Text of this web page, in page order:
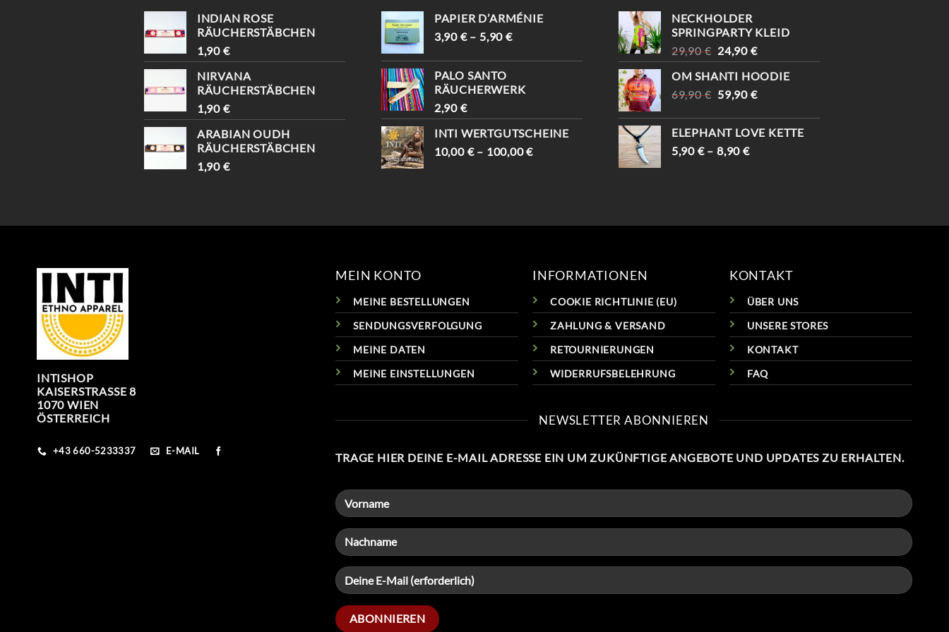
INDIAN ROSE
RÄUCHERSTÄBCHEN
1,90 €
NIRVANA
RÄUCHERSTÄBCHEN
1,90 €
ARABIAN OUDH
RÄUCHERSTÄBCHEN
1,90 €
PAPIER D’ARMÉNIE
3,90 €– 5,90€
PALO SANTO
RÄUCHERWERK
2,90 €
INTI WERTGUTSCHEINE
10,00 €– 100,00€
NECKHOLDER
SPRINGPARTY KLEID
29,90€ URSPRÜNGLICHER
PREIS
WAR:
29,90 €
24,90 €AKTUELLER
PREIS
IST:
24,90 €.
OM SHANTI HOODIE
69,90€ URSPRÜNGLICHER
69,90 €
59,90 €AKTUELLER
59,90 €.
ELEPHANT LOVE KETTE
5,90 €–8,90€
INTISHOP
KAISERSTRASSE 8
1070 WIEN
ÖSTERREICH
+43 660-5233337 E-MAIL
MEIN KONTO
MEINE BESTELLUNGEN
SENDUNGSVERFOLGUNG
MEINE DATEN
MEINE EINSTELLUNGEN
INFORMATIONEN
COOKIE RICHTLINIE (EU)
ZAHLUNG & VERSAND
RETOURNIERUNGEN
WIDERRUFSBELEHRUNG
KONTAKT
ÜBER UNS
UNSERE STORES
KONTAKT
FAQ
NEWSLETTER ABONNIEREN
TRAGE HIER DEINE E-MAIL ADRESSE EIN UM ZUKÜNFTIGE ANGEBOTE UND UPDATES ZU ERHALTEN.